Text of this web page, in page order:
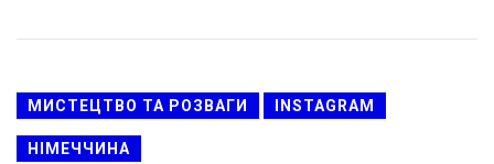
МИСТЕЦТВО ТА РОЗВАГИ INSTAGRAM
НІМЕЧЧИНА